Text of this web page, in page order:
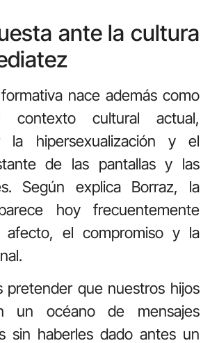
ante la cultura
nace además como
contexto cultural actual,
la hipersexualización y el
de las pantallas y las
Según explica Borraz, la
hoy frecuentemente
afecto, el compromiso y la
pretender que nuestros hijos
un océano de mensajes
sin haberles dado antes un